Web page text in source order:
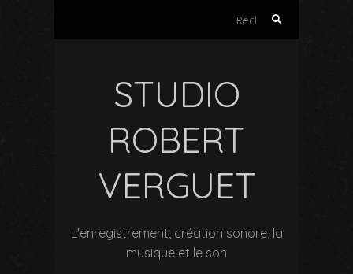
Rechercher :
STUDIO
ROBERT
VERGUET
L'enregistrement, création sonore, la
musique et le son